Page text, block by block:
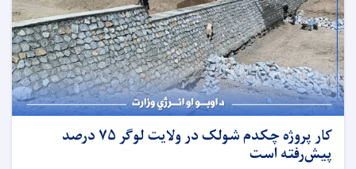
کار پروژه چکدم شولک در ولایت لوگر ۷۵ درصد
پیش‌رفته است